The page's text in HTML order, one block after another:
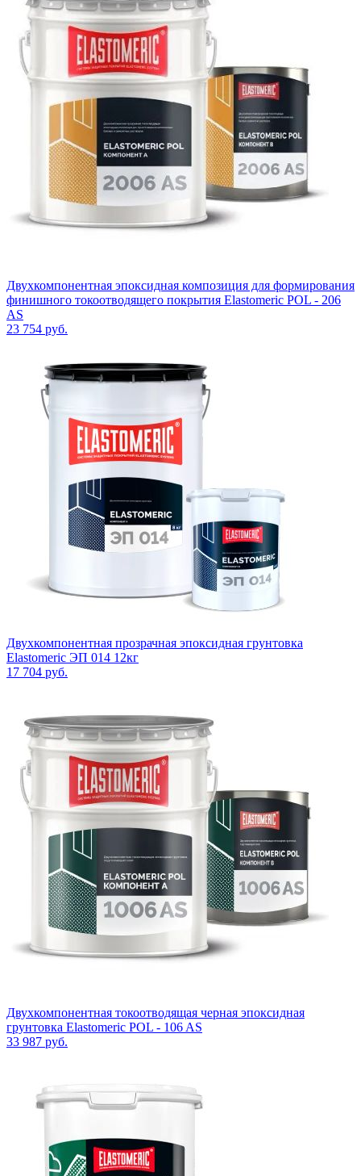
Двухкомпонентная эпоксидная композиция для формирования
финишного токоотводящего покрытия Elastomeric POL - 206
AS
23 754 руб.
Двухкомпонентная прозрачная эпоксидная грунтовка
Elastomeric ЭП 014 12кг
17 704 руб.
Двухкомпонентная токоотводящая черная эпоксидная
грунтовка Elastomeric POL - 106 AS
33 987 руб.